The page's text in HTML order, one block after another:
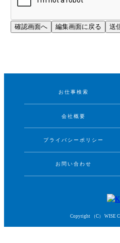
お仕事検索
会社概要
プライバシーポリシー
お問い合わせ
Copyright （C） WISE